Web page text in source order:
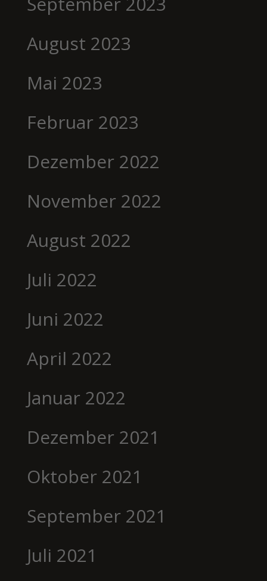
August 2023
Mai 2023
Februar 2023
Dezember 2022
November 2022
August 2022
Juli 2022
Juni 2022
April 2022
Januar 2022
Dezember 2021
Oktober 2021
September 2021
Juli 2021